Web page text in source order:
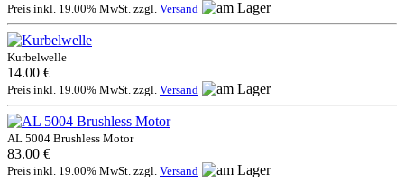
Preis inkl. 19.00% MwSt. zzgl. Versand
Kurbelwelle
14.00 €
Preis inkl. 19.00% MwSt. zzgl. Versand
AL 5004 Brushless Motor
83.00 €
Preis inkl. 19.00% MwSt. zzgl. Versand